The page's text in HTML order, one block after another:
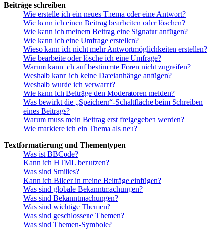
Beiträge schreiben
Wie erstelle ich ein neues Thema oder eine Antwort?
Wie kann ich einen Beitrag bearbeiten oder löschen?
Wie kann ich meinem Beitrag eine Signatur anfügen?
Wie kann ich eine Umfrage erstellen?
Wieso kann ich nicht mehr Antwortmöglichkeiten erstellen?
Wie bearbeite oder lösche ich eine Umfrage?
Warum kann ich auf bestimmte Foren nicht zugreifen?
Weshalb kann ich keine Dateianhänge anfügen?
Weshalb wurde ich verwarnt?
Wie kann ich Beiträge den Moderatoren melden?
Was bewirkt die „Speichern“-Schaltfläche beim Schreiben
eines Beitrags?
Warum muss mein Beitrag erst freigegeben werden?
Wie markiere ich ein Thema als neu?
Textformatierung und Thementypen
Was ist BBCode?
Kann ich HTML benutzen?
Was sind Smilies?
Kann ich Bilder in meine Beiträge einfügen?
Was sind globale Bekanntmachungen?
Was sind Bekanntmachungen?
Was sind wichtige Themen?
Was sind geschlossene Themen?
Was sind Themen-Symbole?